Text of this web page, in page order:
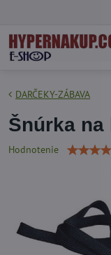
DARČEKY-ZÁBAVA
Šnúrka na
Hodnotenie